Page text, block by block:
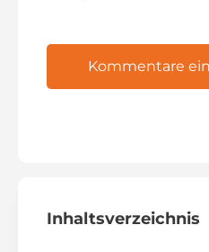
Kommentare
Inhaltsverzeichnis